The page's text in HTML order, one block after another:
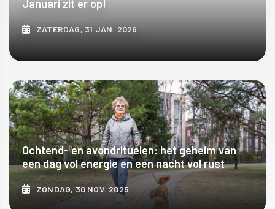
Januari zit er op!
ZATERDAG, 31 JAN. 2026
ONTDEK MEER
Ochtend- en avondrituelen: het geheim van
een dag vol energie en een nacht vol rust
ZONDAG, 30 NOV. 2025